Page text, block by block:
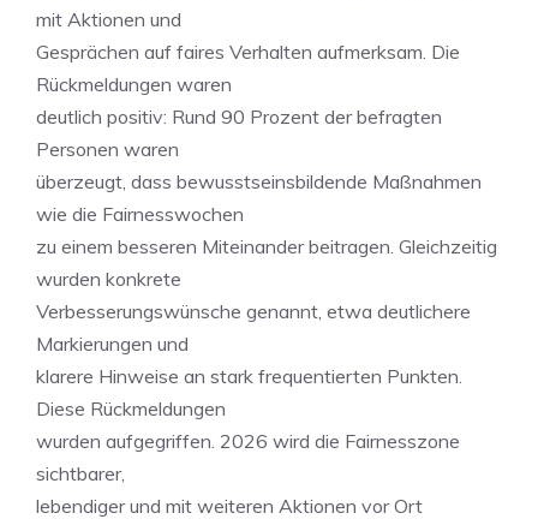
mit Aktionen und
Gesprächen auf faires Verhalten aufmerksam. Die
Rückmeldungen waren
deutlich positiv: Rund 90 Prozent der befragten
Personen waren
überzeugt, dass bewusstseinsbildende Maßnahmen
wie die Fairnesswochen
zu einem besseren Miteinander beitragen. Gleichzeitig
wurden konkrete
Verbesserungswünsche genannt, etwa deutlichere
Markierungen und
klarere Hinweise an stark frequentierten Punkten.
Diese Rückmeldungen
wurden aufgegriffen. 2026 wird die Fairnesszone
sichtbarer,
lebendiger und mit weiteren Aktionen vor Ort